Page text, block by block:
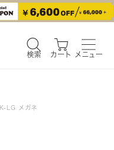
検索 カート メニュー
LG メガネ